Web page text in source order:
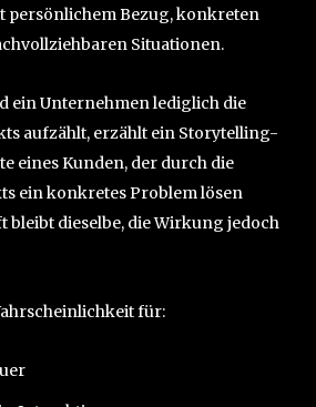
persönlichem Bezug, konkreten
Situationen.
ein Unternehmen lediglich die
aufzählt, erzählt ein Storytelling-
eines Kunden, der durch die
ein konkretes Problem lösen
bleibt dieselbe, die Wirkung jedoch
für: